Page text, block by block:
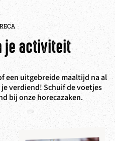
je activiteit
een uitgebreide maaltijd na al
verdiend! Schuif de voetjes
bij onze horecazaken.